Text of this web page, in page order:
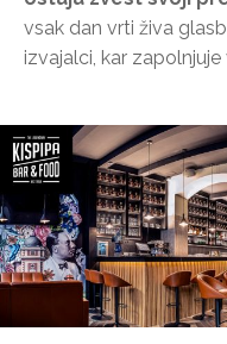
vsak dan vrti živa
izvajalci, kar